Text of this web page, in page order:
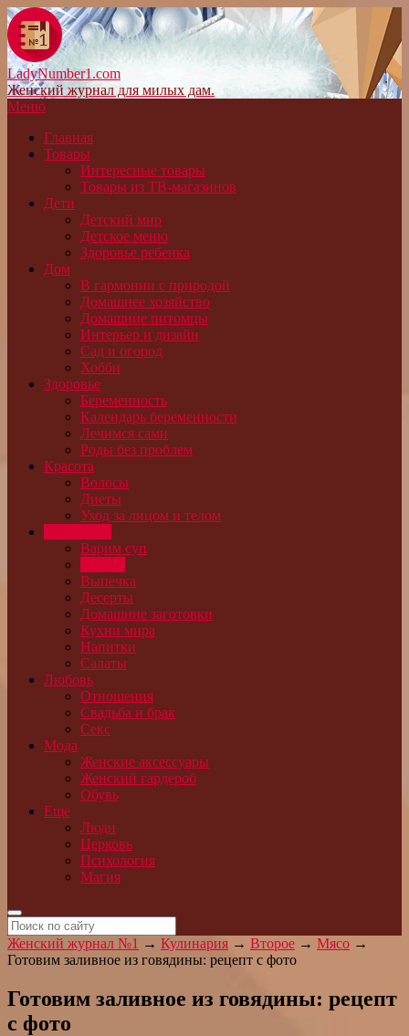
LadyNumber1.com
Женский журнал для милых дам.
Меню
Главная
Товары
Интересные товары
Товары из ТВ-магазинов
Дети
Детский мир
Детское меню
Здоровье ребенка
Дом
В гармонии с природой
Домашнее хозяйство
Домашние питомцы
Интерьер и дизайн
Сад и огород
Хобби
Здоровье
Беременность
Календарь беременности
Лечимся сами
Роды без проблем
Красота
Волосы
Диеты
Уход за лицом и телом
Варим суп
Выпечка
Десерты
Домашние заготовки
Кухни мира
Напитки
Салаты
Любовь
Отношения
Свадьба и брак
Секс
Мода
Женские аксессуары
Женский гардероб
Обувь
Еще
Люди
Церковь
Психология
Магия
Женский журнал №1 → Кулинария → Второе → Мясо →
Готовим заливное из говядины: рецепт с фото
Готовим заливное из говядины: рецепт
с фото